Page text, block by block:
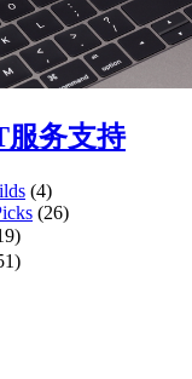
服务支持
(4)
(26)